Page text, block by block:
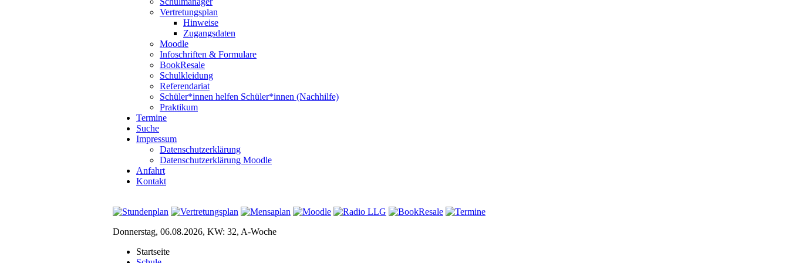
Vertretungsplan
Hinweise
Zugangsdaten
Moodle
Infoschriften & Formulare
BookResale
Schulkleidung
Referendariat
Schüler*innen helfen Schüler*innen (Nachhilfe)
Praktikum
Termine
Suche
Impressum
Datenschutzerklärung
Datenschutzerklärung Moodle
Anfahrt
Kontakt
Donnerstag, 06.08.2026, KW: 32, A-Woche
Startseite